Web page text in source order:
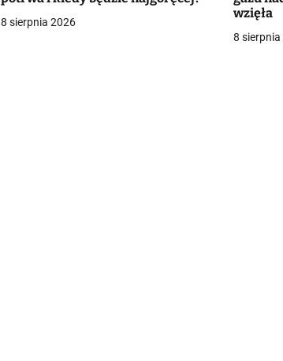
g
8 sierpnia 2026
wzięła
8